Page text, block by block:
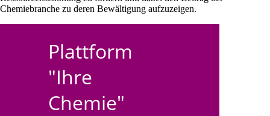
Chemiebranche zu deren Bewältigung aufzuzeigen.
Plattform
"Ihre
Chemie"